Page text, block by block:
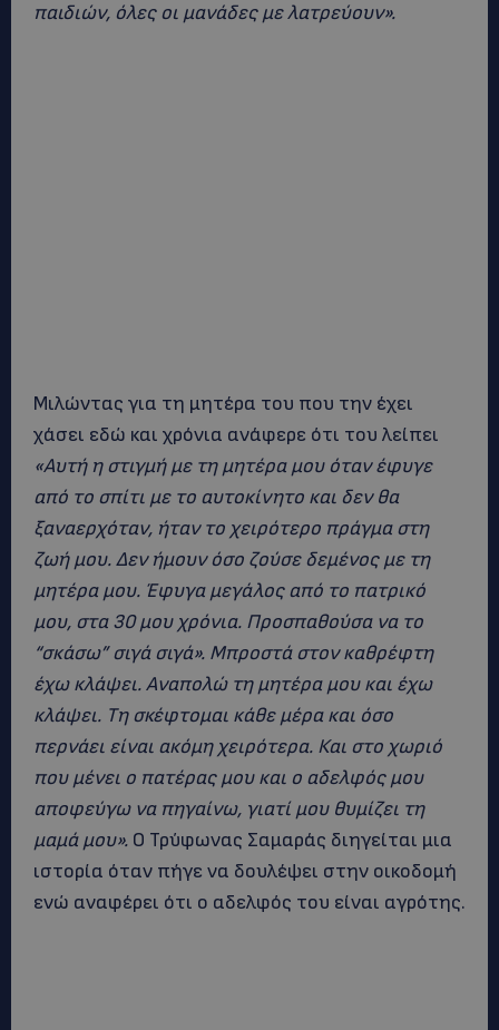
παιδιών, όλες οι μανάδες με λατρεύουν».
Μιλώντας για τη μητέρα του που την έχει
χάσει εδώ και χρόνια ανάφερε ότι του λείπει
«Αυτή η στιγμή με τη μητέρα μου όταν έφυγε
από το σπίτι με το αυτοκίνητο και δεν θα
ξαναερχόταν, ήταν το χειρότερο πράγμα στη
ζωή μου. Δεν ήμουν όσο ζούσε δεμένος με τη
μητέρα μου. Έφυγα μεγάλος από το πατρικό
μου, στα 30 μου χρόνια. Προσπαθούσα να το
“σκάσω” σιγά σιγά». Μπροστά στον καθρέφτη
έχω κλάψει. Αναπολώ τη μητέρα μου και έχω
κλάψει. Τη σκέφτομαι κάθε μέρα και όσο
περνάει είναι ακόμη χειρότερα. Και στο χωριό
που μένει ο πατέρας μου και ο αδελφός μου
αποφεύγω να πηγαίνω, γιατί μου θυμίζει τη
μαμά μου». Ο Τρύφωνας Σαμαράς διηγείται μια
ιστορία όταν πήγε να δουλέψει στην οικοδομή
ενώ αναφέρει ότι ο αδελφός του είναι αγρότης.